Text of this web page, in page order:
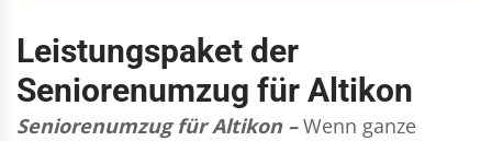
Leistungspaket der
Seniorenumzug für Altikon
Seniorenumzug für Altikon – Wenn ganze